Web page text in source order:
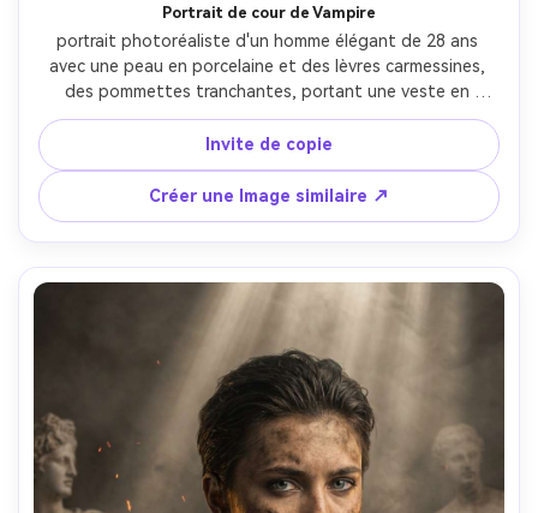
Portrait de cour de Vampire
portrait photoréaliste d'un homme élégant de 28 ans
avec une peau en porcelaine et des lèvres carmessines,
des pommettes tranchantes, portant une veste en
brocade carmessin, une chemise en soie noire et des
boucles d'oreilles en grenat antique, situé dans une salle
aristocratique sombre avec des rideaux lourds et des
chandelabres, lumière dramatique de bord et lumière
chaude des bougies avec des ombres profondes, Nikon
Z7 II, 85mm f/1.8, portrait de gros plan, légère inclinaison,
expression prédatrice confiante, réalisme éditorial, détail
de peau fine, yeux nets, classement des couleurs
Invite de copie
Créer une Image similaire ↗